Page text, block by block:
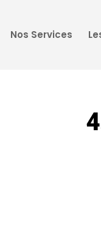
Nos Services